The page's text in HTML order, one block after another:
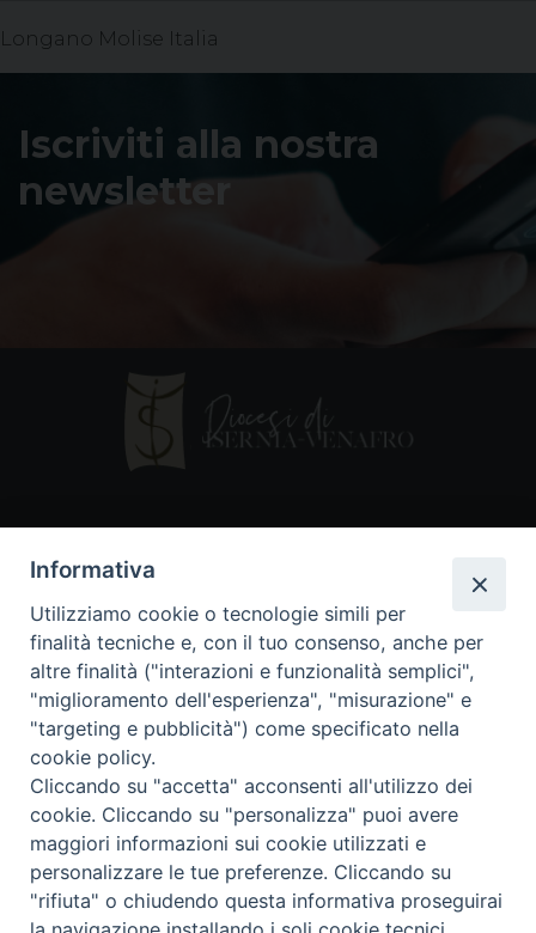
Longano Molise Italia
Iscriviti alla nostra
newsletter
86170 Isernia
086550849
segreteria@diocesiiserniavenafro.it
I nostri social
Copyright © 2018 - Diocesi di Isernia-Venafro (C.F.
90008750946). Riproduzione solo con permesso.
Tutti i diritti sono riservati
Informativa
Utilizziamo cookie o tecnologie simili per
finalità tecniche e, con il tuo consenso, anche per
altre finalità ("interazioni e funzionalità semplici",
"miglioramento dell'esperienza", "misurazione" e
"targeting e pubblicità") come specificato nella
cookie policy.
Cliccando su "accetta" acconsenti all'utilizzo dei
cookie. Cliccando su "personalizza" puoi avere
maggiori informazioni sui cookie utilizzati e
personalizzare le tue preferenze. Cliccando su
"rifiuta" o chiudendo questa informativa proseguirai